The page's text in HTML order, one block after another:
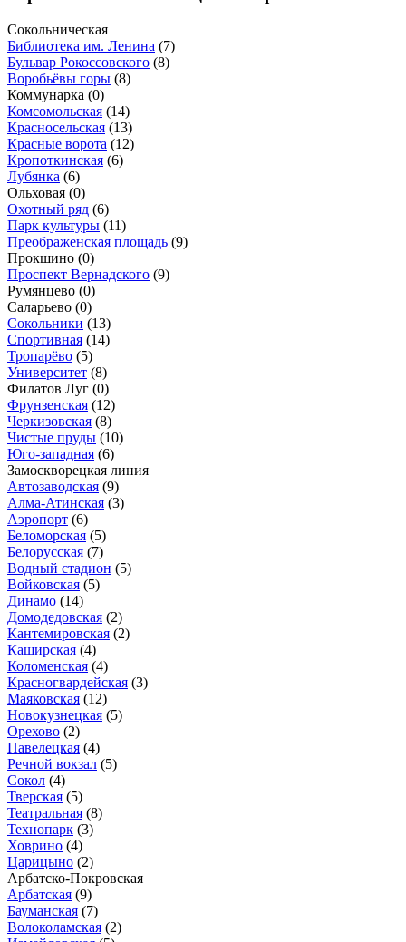
Сокольническая
Библиотека им. Ленина (7)
Бульвар Рокоссовского (8)
Воробьёвы горы (8)
Коммунарка (0)
Комсомольская (14)
Красносельская (13)
Красные ворота (12)
Кропоткинская (6)
Лубянка (6)
Ольховая (0)
Охотный ряд (6)
Парк культуры (11)
Преображенская площадь (9)
Прокшино (0)
Проспект Вернадского (9)
Румянцево (0)
Саларьево (0)
Сокольники (13)
Спортивная (14)
Тропарёво (5)
Университет (8)
Филатов Луг (0)
Фрунзенская (12)
Черкизовская (8)
Чистые пруды (10)
Юго-западная (6)
Замоскворецкая линия
Автозаводская (9)
Алма-Атинская (3)
Аэропорт (6)
Беломорская (5)
Белорусская (7)
Водный стадион (5)
Войковская (5)
Динамо (14)
Домодедовская (2)
Кантемировская (2)
Каширская (4)
Коломенская (4)
Красногвардейская (3)
Маяковская (12)
Новокузнецкая (5)
Орехово (2)
Павелецкая (4)
Речной вокзал (5)
Сокол (4)
Тверская (5)
Театральная (8)
Технопарк (3)
Ховрино (4)
Царицыно (2)
Арбатско-Покровская
Арбатская (9)
Бауманская (7)
Волоколамская (2)